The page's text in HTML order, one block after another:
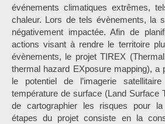
événements climatiques extrêmes,
chaleur. Lors de tels évènements, la
négativement impactée. Afin de
actions visant à rendre le territoire
évènements, le projet TIREX
thermal hazard EXposure mapping), a
le potentiel de l’imagerie
température de surface (Land Surface
de cartographier les risques pour
étapes du projet consiste en la